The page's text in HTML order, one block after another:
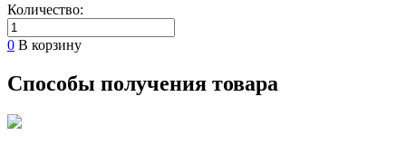
Количество:
0 В корзину
Способы получения товара